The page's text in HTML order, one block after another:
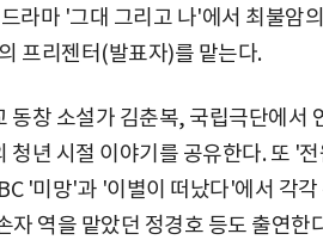
라마 '그대 그리고 나'에서 최불암
프리젠터(발표자)를 맡는다.
동창 소설가 김춘복, 국립극단에서
청년 시절 이야기를 공유한다. 또 '
'미망'과 '이별이 떠났다'에서 각
자 역을 맡았던 정경호 등도 출연한